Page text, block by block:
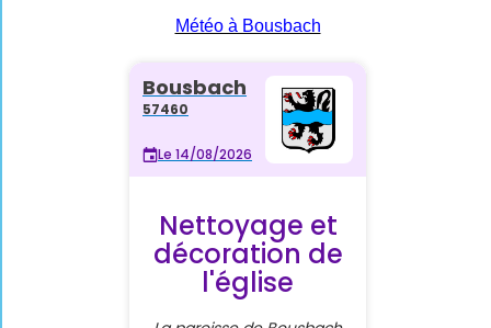
Météo à Bousbach